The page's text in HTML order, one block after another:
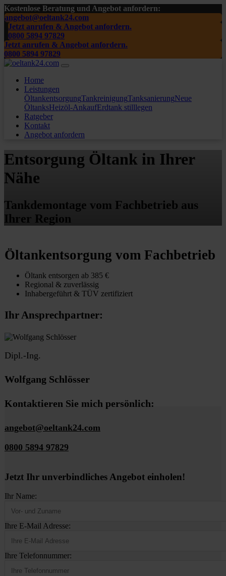
Kostenlose Beratung und Angebot anfordern:
angebot@oeltank24.com
Jetzt anrufen & Angebot anfordern.
0800 5894 97829
Jetzt anrufen & Angebot anfordern.
0800 5894 97829
Home
Leistungen
ÖltankentsorgungTankreinigungTanksanierungNeue
ÖltanksHeizöl-AnkaufErdtank stilllegen
Ratgeber
Kontakt
Angebot anfordern
Entsorgung Öltank in Ihrer
Nähe
Tankdemontage vom Fachbetrieb aus
Ihrer Region
Öltankentsorgung vom Fachbetrieb
Öltank entsorgen ab 385 €
Regional & zuverlässig
Inhabergeführt & TÜV zertifiziert
Ihr Ansprechpartner:
Dipl.-Ing.
Wolfgang Schlösser
Kontaktieren Sie mich persönlich:
angebot@oeltank24.com
0800 5894 97829
Jetzt Ihr unverbindliches Angebot einholen!
Ihr Name:
Ihre E-Mail Adresse:
Ihre Telefonnummer: